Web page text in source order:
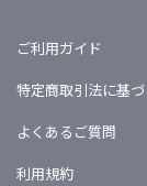
ご利用ガイド
特定商取引法に基
よくあるご質問
利用規約